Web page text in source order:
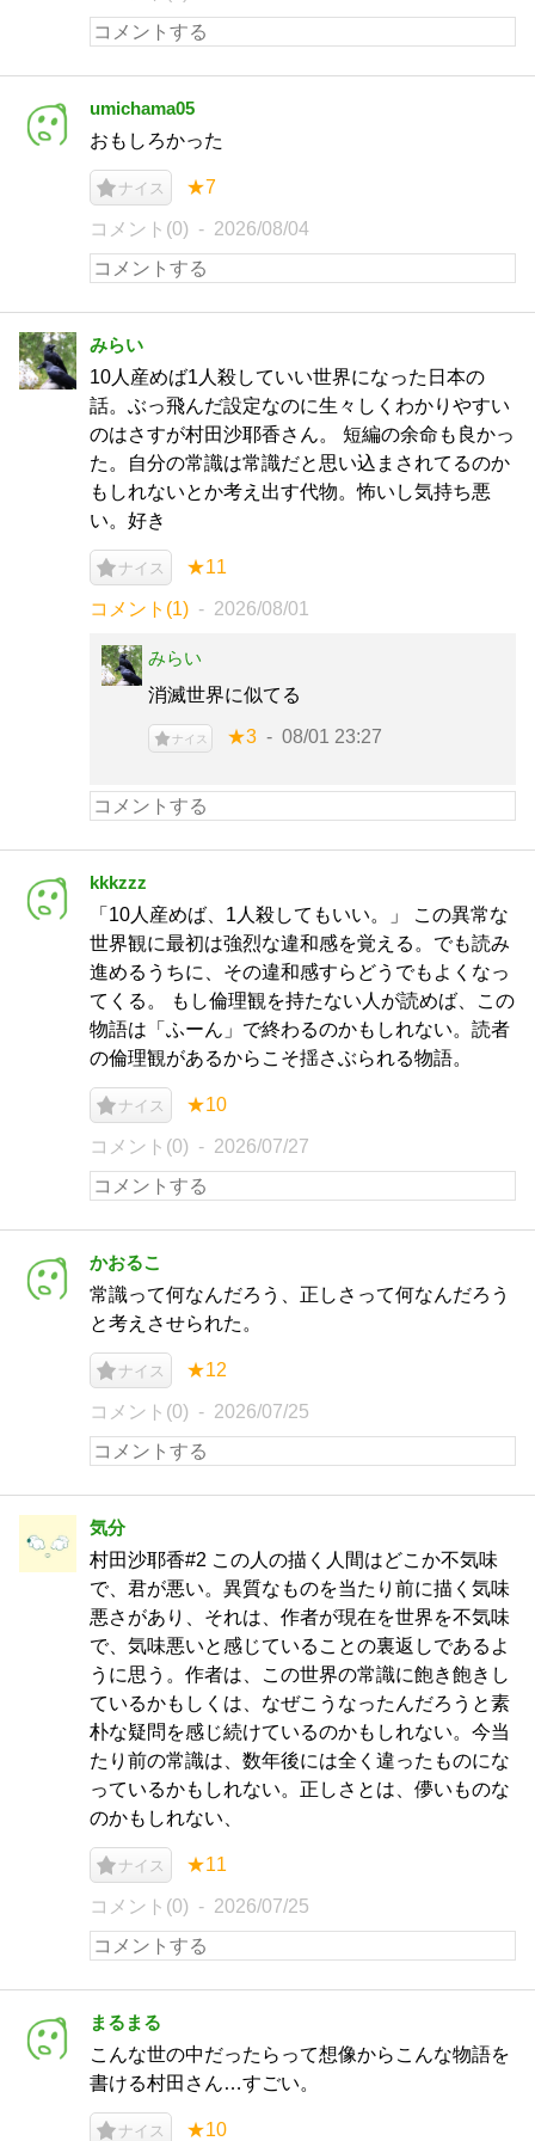
umichama05
おもしろかった
ナイス ★7
コメント(0) 2026/08/04
みらい
10人産めば1人殺していい世界になった日本の
話。ぶっ飛んだ設定なのに生々しくわかりやすい
のはさすが村田沙耶香さん。 短編の余命も良かっ
た。自分の常識は常識だと思い込まされてるのか
もしれないとか考え出す代物。怖いし気持ち悪
い。好き
ナイス ★11
コメント(1) 2026/08/01
みらい
消滅世界に似てる
ナイス ★3 08/01 23:27
kkkzzz
「10人産めば、1人殺してもいい。」 この異常な
世界観に最初は強烈な違和感を覚える。でも読み
進めるうちに、その違和感すらどうでもよくなっ
てくる。 もし倫理観を持たない人が読めば、この
物語は「ふーん」で終わるのかもしれない。読者
の倫理観があるからこそ揺さぶられる物語。
ナイス ★10
コメント(0) 2026/07/27
かおるこ
常識って何なんだろう、正しさって何なんだろう
と考えさせられた。
ナイス ★12
コメント(0) 2026/07/25
気分
村田沙耶香#2 この人の描く人間はどこか不気味
で、君が悪い。異質なものを当たり前に描く気味
悪さがあり、それは、作者が現在を世界を不気味
で、気味悪いと感じていることの裏返しであるよ
うに思う。作者は、この世界の常識に飽き飽きし
ているかもしくは、なぜこうなったんだろうと素
朴な疑問を感じ続けているのかもしれない。今当
たり前の常識は、数年後には全く違ったものにな
っているかもしれない。正しさとは、儚いものな
のかもしれない、
ナイス ★11
コメント(0) 2026/07/25
まるまる
こんな世の中だったらって想像からこんな物語を
書ける村田さん…すごい。
ナイス ★10